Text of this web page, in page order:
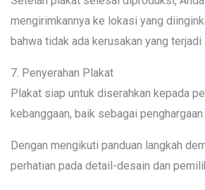
mengirimkannya ke lokasi yang
bahwa tidak ada kerusakan yang
7. Penyerahan Plakat
Plakat siap untuk diserahkan kepada
kebanggaan, baik sebagai
Dengan mengikuti panduan langkah
perhatian pada detail-desain dan